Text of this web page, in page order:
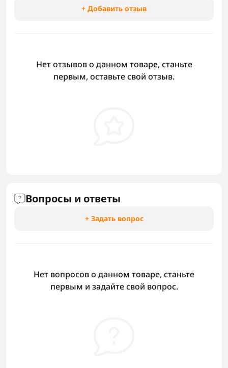
+ Добавить отзыв
Нет отзывов о данном товаре, станьте
первым, оставьте свой отзыв.
Вопросы и ответы
+ Задать вопрос
Нет вопросов о данном товаре, станьте
первым и задайте свой вопрос.